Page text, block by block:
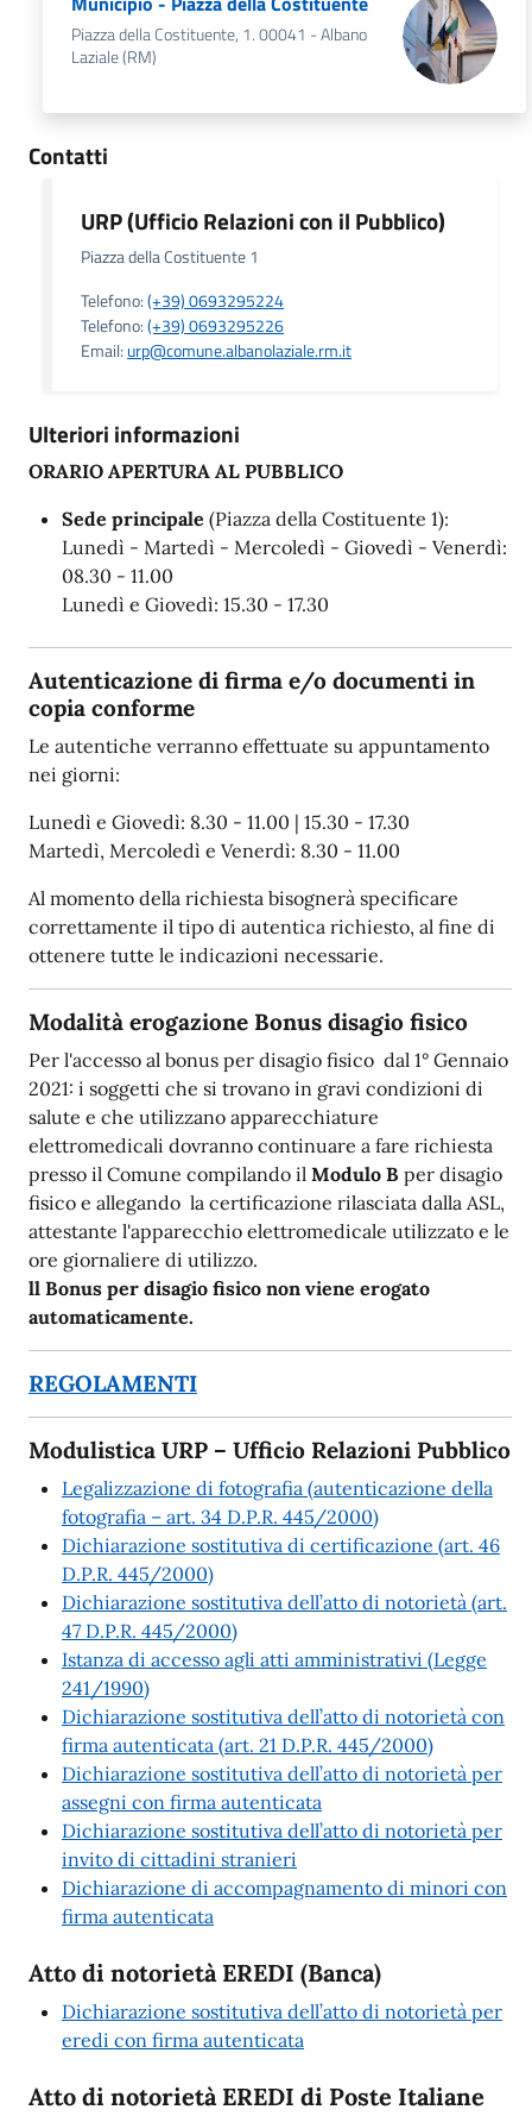
Piazza della Costituente, 1. 00041 - Albano
Laziale (RM)
Contatti
URP (Ufficio Relazioni con il Pubblico)
Piazza della Costituente 1
Telefono:(+39) 0693295224
Telefono:(+39) 0693295226
Email: urp@comune.albanolaziale.rm.it
Ulteriori informazioni
ORARIO APERTURA AL PUBBLICO
Sede principale (Piazza della Costituente 1):
Lunedì - Martedì - Mercoledì - Giovedì - Venerdì:
08.30 - 11.00
Lunedì e Giovedì: 15.30 - 17.30
Autenticazione di firma e/o documenti in
copia conforme
Le autentiche verranno effettuate su appuntamento
nei giorni:
Lunedì e Giovedì: 8.30 - 11.00 | 15.30 - 17.30
Martedì, Mercoledì e Venerdì: 8.30 - 11.00
Al momento della richiesta bisognerà specificare
correttamente il tipo di autentica richiesto, al fine di
ottenere tutte le indicazioni necessarie.
Modalità erogazione Bonus disagio fisico
Per l'accesso al bonus per disagio fisico dal 1° Gennaio
2021: i soggetti che si trovano in gravi condizioni di
salute e che utilizzano apparecchiature
elettromedicali dovranno continuare a fare richiesta
presso il Comune compilando il Modulo B per disagio
fisico e allegando la certificazione rilasciata dalla ASL,
attestante l'apparecchio elettromedicale utilizzato e le
ore giornaliere di utilizzo.
ll Bonus per disagio fisico non viene erogato
automaticamente.
REGOLAMENTI
Modulistica URP – Ufficio Relazioni Pubblico
Legalizzazione di fotografia (autenticazione della
fotografia – art. 34 D.P.R. 445/2000)
Dichiarazione sostitutiva di certificazione (art. 46
D.P.R. 445/2000)
Dichiarazione sostitutiva dell’atto di notorietà (art.
47 D.P.R. 445/2000)
Istanza di accesso agli atti amministrativi (Legge
241/1990)
Dichiarazione sostitutiva dell’atto di notorietà con
firma autenticata (art. 21 D.P.R. 445/2000)
Dichiarazione sostitutiva dell’atto di notorietà per
assegni con firma autenticata
Dichiarazione sostitutiva dell’atto di notorietà per
invito di cittadini stranieri
Dichiarazione di accompagnamento di minori con
firma autenticata
Atto di notorietà EREDI (Banca)
Dichiarazione sostitutiva dell’atto di notorietà per
eredi con firma autenticata
Atto di notorietà EREDI di Poste Italiane